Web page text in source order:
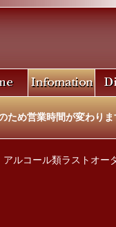
ため営業時間が変わり
ルコール類ラストオー